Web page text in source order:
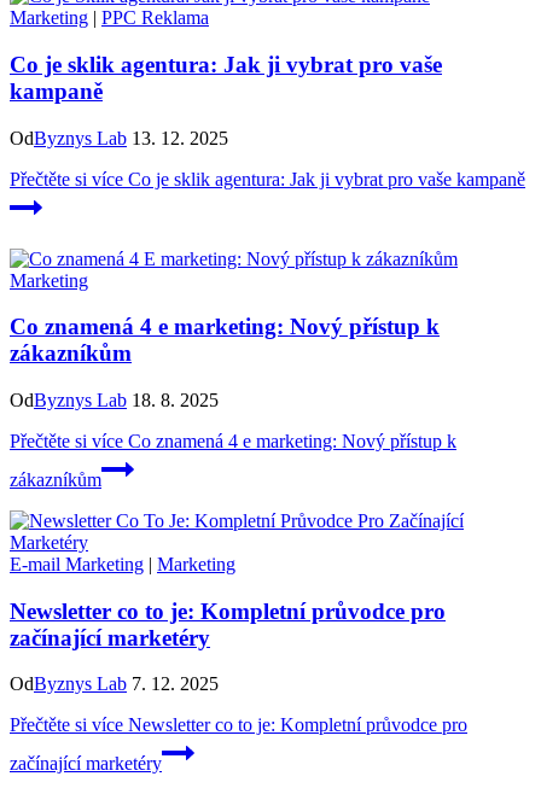
Marketing | PPC Reklama
Co je sklik agentura: Jak ji vybrat pro vaše
kampaně
OdByznys Lab 13. 12. 2025
Přečtěte si více Co je sklik agentura: Jak ji vybrat pro vaše kampaně
Marketing
Co znamená 4 e marketing: Nový přístup k
zákazníkům
OdByznys Lab 18. 8. 2025
Přečtěte si více Co znamená 4 e marketing: Nový přístup k
zákazníkům
E-mail Marketing | Marketing
Newsletter co to je: Kompletní průvodce pro
začínající marketéry
OdByznys Lab 7. 12. 2025
Přečtěte si více Newsletter co to je: Kompletní průvodce pro
začínající marketéry